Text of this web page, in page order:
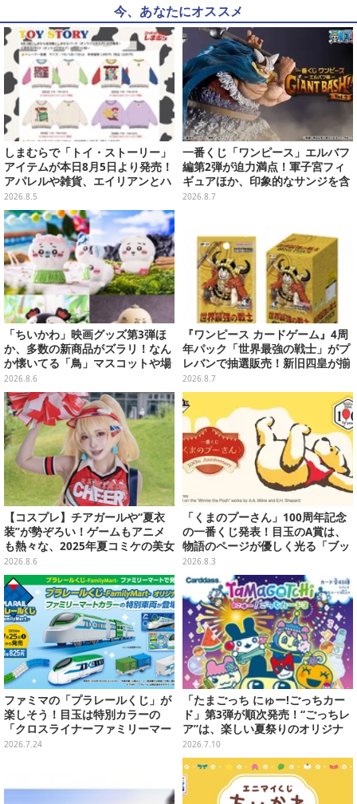
今、あなたにオススメ
しまむらで「トイ・ストーリー」
アイテムが本日8月5日より発売！
アパレルや雑貨、エイリアンとハ
ムのダイカットクッションなど盛
りだくさん
2026.8.5
一番くじ「ワンピース」エルバフ
編第2弾が迫力満点！軍子宮フィ
ギュアほか、印象的なサンジを含
む“手配書”ポスターなどにも注目
2026.8.7
「ちいかわ」映画グッズ第3弾ほ
か、多数の新商品がズラリ！なん
か懐いてる「鳥」マスコットや場
面写アイテムなど必見のラインナ
ップ
2026.8.6
『ワンピース カードゲーム』4周
年パック「世界最強の戦士」がプ
レバンで抽選販売！新旧四皇が揃
い踏み、刃牙作者が描く「カイド
ウ」も
2026.8.7
【コスプレ】チアガールや“夏衣
装”が勢ぞろい！ゲームもアニメ
も熱々な、2025年夏コミケの美女
レイヤーをプレイバック
2026.8.6
「くまのプーさん」100周年記念
の一番くじ発表！目玉のA賞は、
物語のページが優しく光る「ブッ
クシェイプドライト」
2026.8.3
ファミマの「プラレールくじ」が
楽しそう！目玉は特別カラーの
「クロスライナーファミリーマー
ト号」、その他ライナップも注目
2026.7.24
「たまごっち にゅー!ごっちカー
ド」第3弾が順次発売！“ごっちレ
ア”は、楽しい夏祭りのオリジナ
ルアートに
2026.7.10